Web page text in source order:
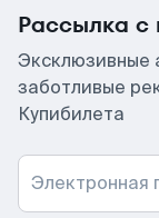
Рассылка с
Эксклюзивные
заботливые
Купибилета
Электронная